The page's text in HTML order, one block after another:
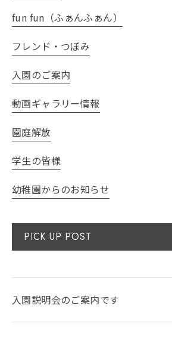
fun fun（ふぁんふぁん）
フレンド・つぼみ
入園のご案内
動画ギャラリー情報
園庭解放
学生の皆様
幼稚園からのお知らせ
PICK UP POST
入園説明会のご案内です